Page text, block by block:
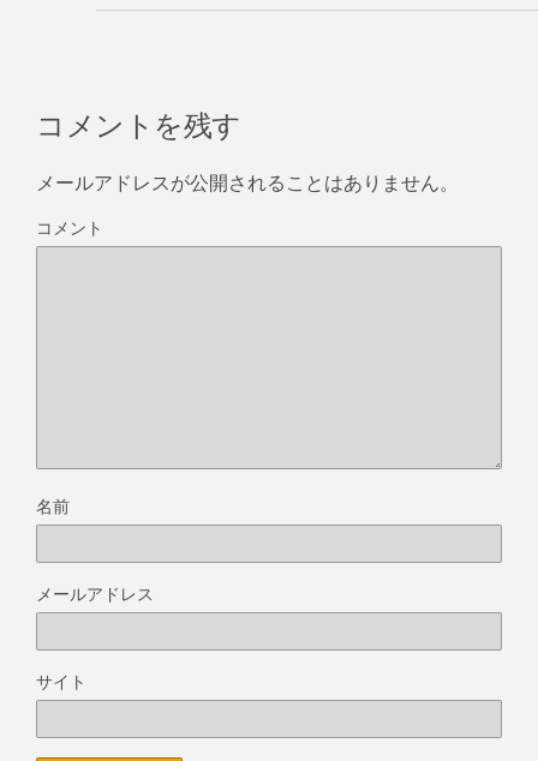
コメントを残す
メールアドレスが公開されることはありません。
コメント
名前
メールアドレス
サイト